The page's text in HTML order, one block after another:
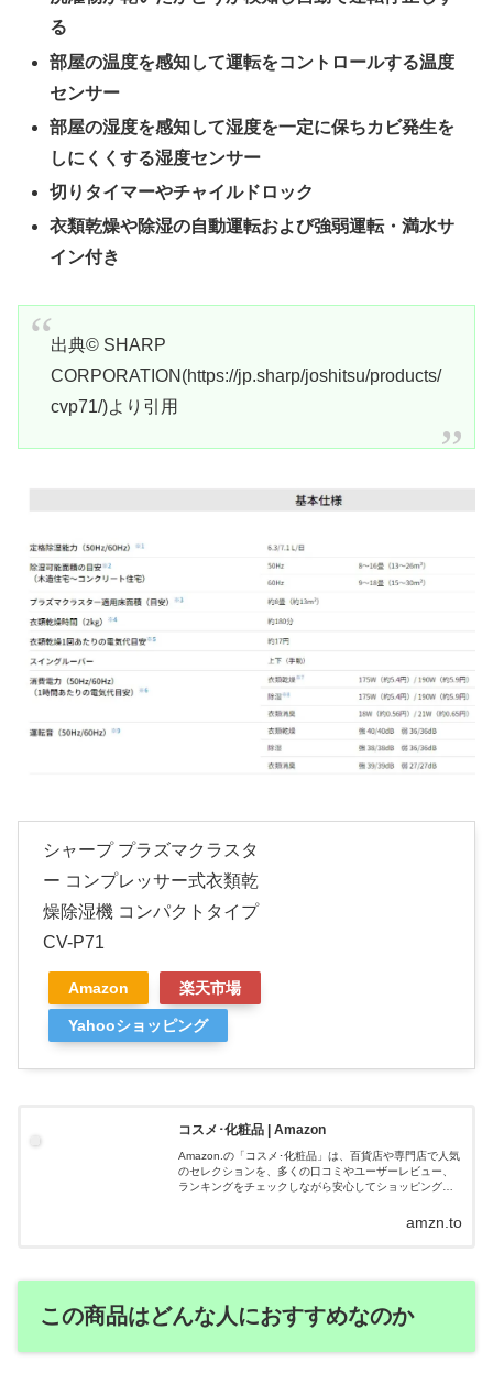
る
部屋の温度を感知して運転をコントロールする温度
センサー
部屋の湿度を感知して湿度を一定に保ちカビ発生を
しにくくする湿度センサー
切りタイマーやチャイルドロック
衣類乾燥や除湿の自動運転および強弱運転・満水サ
イン付き
出典© SHARP
CORPORATION(https://jp.sharp/joshitsu/products/
cvp71/)より引用
シャープ プラズマクラスタ
ー コンプレッサー式衣類乾
燥除湿機 コンパクトタイプ
CV-P71
Amazon 楽天市場
Yahooショッピング
コスメ･化粧品 | Amazon
Amazon.の「コスメ･化粧品」は、百貨店や専門店で人気
のセレクションを、多くの口コミやユーザーレビュー、
ランキングをチェックしながら安心してショッピングを
もAmazon.co.jpが販売、発送する「コスメ･化粧品」の商
amzn.to
この商品はどんな人におすすめなのか